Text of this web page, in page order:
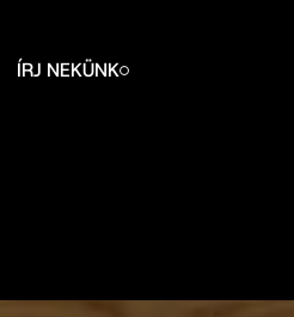
ÍRJ NEKÜNK